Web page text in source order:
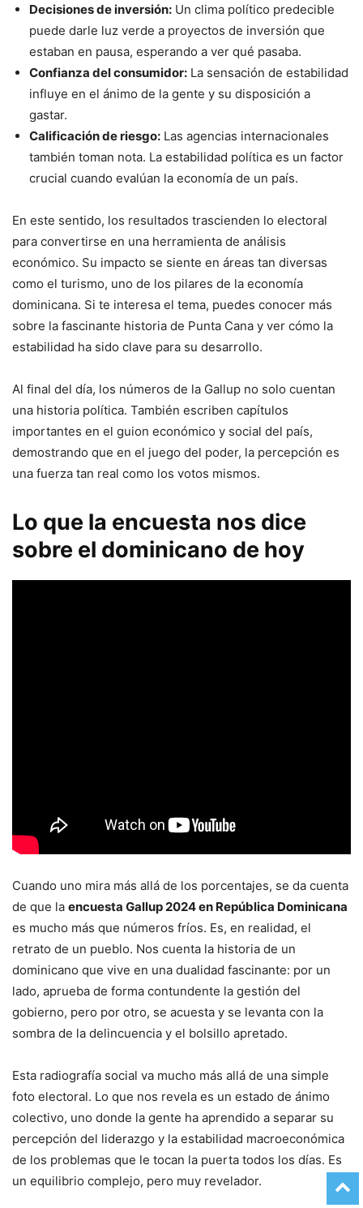
Decisiones de inversión: Un clima político predecible
puede darle luz verde a proyectos de inversión que
estaban en pausa, esperando a ver qué pasaba.
Confianza del consumidor: La sensación de estabilidad
influye en el ánimo de la gente y su disposición a
gastar.
Calificación de riesgo: Las agencias internacionales
también toman nota. La estabilidad política es un factor
crucial cuando evalúan la economía de un país.
En este sentido, los resultados trascienden lo electoral
para convertirse en una herramienta de análisis
económico. Su impacto se siente en áreas tan diversas
como el turismo, uno de los pilares de la economía
dominicana. Si te interesa el tema, puedes conocer más
sobre la fascinante historia de Punta Cana y ver cómo la
estabilidad ha sido clave para su desarrollo.
Al final del día, los números de la Gallup no solo cuentan
una historia política. También escriben capítulos
importantes en el guion económico y social del país,
demostrando que en el juego del poder, la percepción es
una fuerza tan real como los votos mismos.
Lo que la encuesta nos dice
sobre el dominicano de hoy
Cuando uno mira más allá de los porcentajes, se da cuenta
de que la encuesta Gallup 2024 en República Dominicana
es mucho más que números fríos. Es, en realidad, el
retrato de un pueblo. Nos cuenta la historia de un
dominicano que vive en una dualidad fascinante: por un
lado, aprueba de forma contundente la gestión del
gobierno, pero por otro, se acuesta y se levanta con la
sombra de la delincuencia y el bolsillo apretado.
Esta radiografía social va mucho más allá de una simple
foto electoral. Lo que nos revela es un estado de ánimo
colectivo, uno donde la gente ha aprendido a separar su
percepción del liderazgo y la estabilidad macroeconómica
de los problemas que le tocan la puerta todos los días. Es
un equilibrio complejo, pero muy revelador.